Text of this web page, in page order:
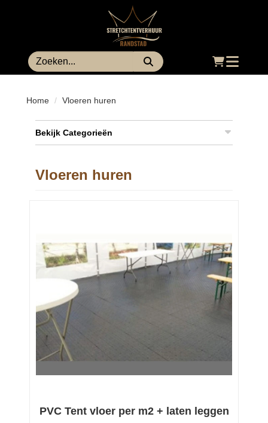
Toggle
Home Vloeren huren
Bekijk Categorieën
Vloeren huren
PVC Tent vloer per m2 + laten leggen